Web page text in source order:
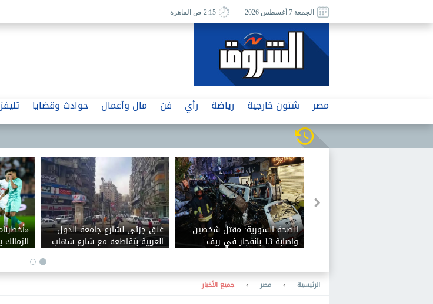
الجمعة 7 أغسطس 2026 2:15 ص القاهرة
مصر شئون خارجية رياضة رأي فن مال وأعمال حوادث وقضايا
الصحة السورية: مقتل شخصين
وإصابة 13 بانفجار في ريف
دمشق
غلق جزئى لشارع جامعة الدول
العربية بتقاطعه مع شارع شهاب
بالاتجاهين لمدة ٣ أيام لتوصيل بيزيرا
الرئيسية › مصر › جميع الأخبار